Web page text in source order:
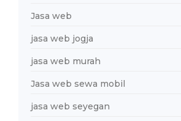
Jasa web
jasa web jogja
jasa web murah
Jasa web sewa mobil
jasa web seyegan